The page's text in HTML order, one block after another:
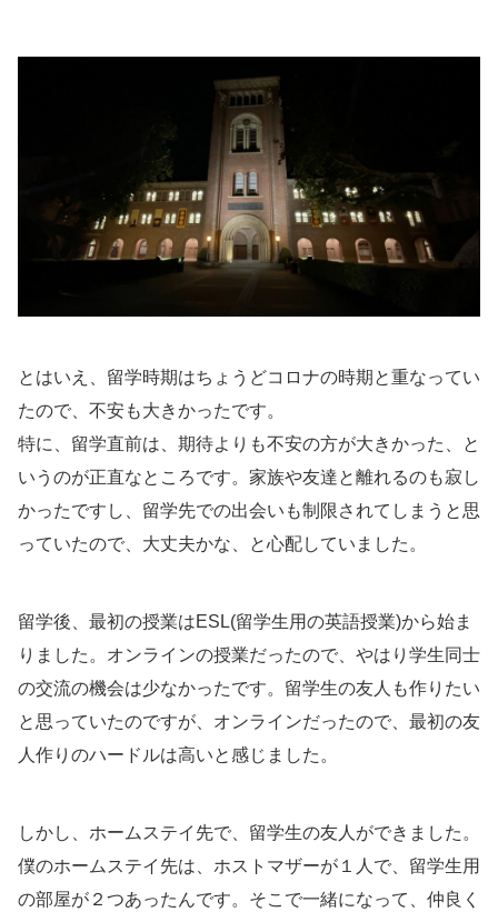
とはいえ、留学時期はちょうどコロナの時期と重なってい
たので、不安も大きかったです。
特に、留学直前は、期待よりも不安の方が大きかった、と
いうのが正直なところです。家族や友達と離れるのも寂し
かったですし、留学先での出会いも制限されてしまうと思
っていたので、大丈夫かな、と心配していました。
留学後、最初の授業はESL(留学生用の英語授業)から始ま
りました。オンラインの授業だったので、やはり学生同士
の交流の機会は少なかったです。留学生の友人も作りたい
と思っていたのですが、オンラインだったので、最初の友
人作りのハードルは高いと感じました。
しかし、ホームステイ先で、留学生の友人ができました。
僕のホームステイ先は、ホストマザーが１人で、留学生用
の部屋が２つあったんです。そこで一緒になって、仲良く